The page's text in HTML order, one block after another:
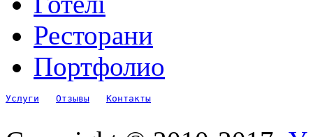
Ресторани
Портфолио
Услуги Отзывы Контакты